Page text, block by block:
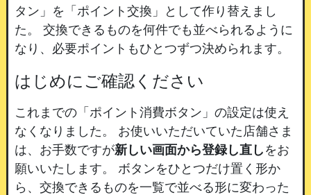
タン」を「ポイント交換」として作り替えまし
た。
交換できるものを何件でも並べられるように
なり、必要ポイントもひとつずつ決められます。
はじめにご確認ください
これまでの「ポイント消費ボタン」の設定は使え
なくなりました。
お使いいただいていた店舗さま
は、お手数ですが新しい画面から登録し直し をお
願いいたします。
ボタンをひとつだけ置く形か
ら、交換できるものを一覧で並べる形に変わった